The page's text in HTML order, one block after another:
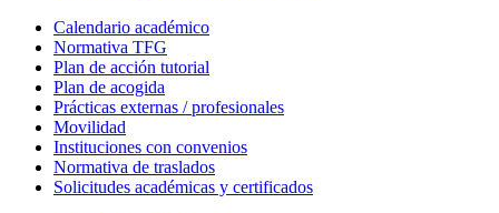
Calendario académico
Normativa TFG
Plan de acción tutorial
Plan de acogida
Prácticas externas / profesionales
Movilidad
Instituciones con convenios
Normativa de traslados
Solicitudes académicas y certificados